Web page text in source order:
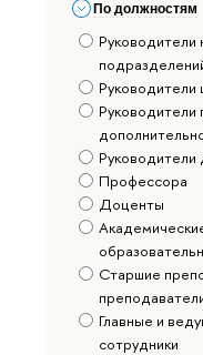
По должностям
Руководители
Руководители
Руководители
Профессора
Доценты
Старшие
Главные и
сотрудники